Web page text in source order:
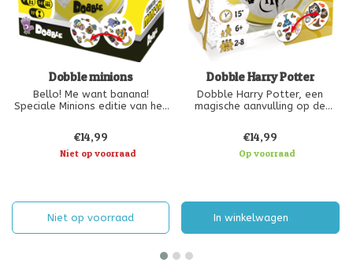
Dobble minions
Bello! Me want banana!
Speciale Minions editie van het
kenmerkende afbeeldingen uit
het Minions universum.
draait het om het gelijke
symbool te
€14,99
Niet op voorraad
Niet op voorraad
Dobble Harry Potter
Dobble Harry Potter, een
magische aanvulling op de
spelers tegelijkertijd op zoek
naar 1 gelijk Harry Potter
€14,99
Op voorraad
In winkelwagen